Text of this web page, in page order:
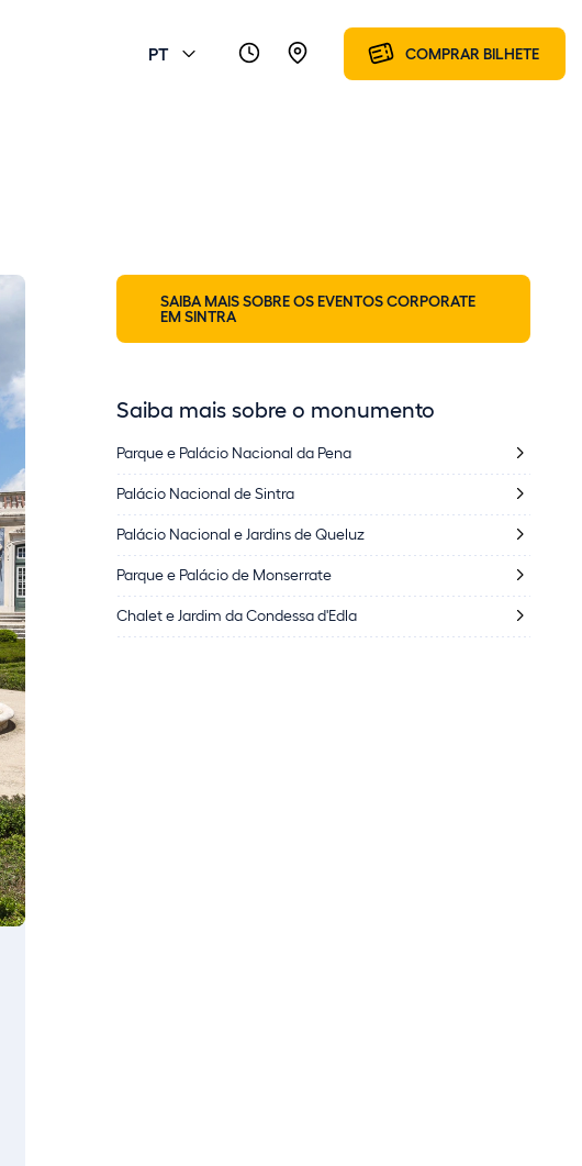
PT COMPRAR BILHETE
SAIBA MAIS SOBRE OS EVENTOS CORPORATE
EM SINTRA
Saiba mais sobre o monumento
Parque e Palácio Nacional da Pena
Palácio Nacional de Sintra
Palácio Nacional e Jardins de Queluz
Parque e Palácio de Monserrate
Chalet e Jardim da Condessa d'Edla